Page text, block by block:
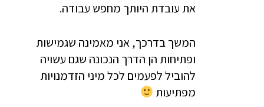
את עובדת היותך מחפש עבודה.
המשך בדרכך, אני מאמינה שגמישות
ופתיחות הן הדרך הנכונה שגם עשויה
להוביל לפעמים לכל מיני הזדמנויות
מפתיעות